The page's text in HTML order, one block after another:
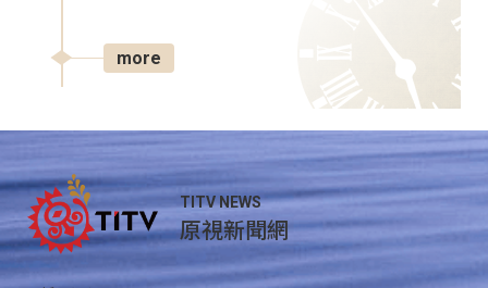
more
TITV NEWS
原視新聞網